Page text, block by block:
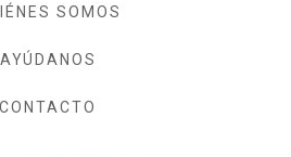
SOMOS
AYÚDANOS
CONTACTO